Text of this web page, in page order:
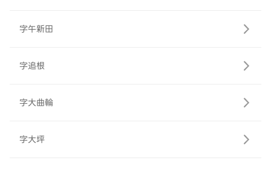
字午新田
字追根
字大曲輪
字大坪